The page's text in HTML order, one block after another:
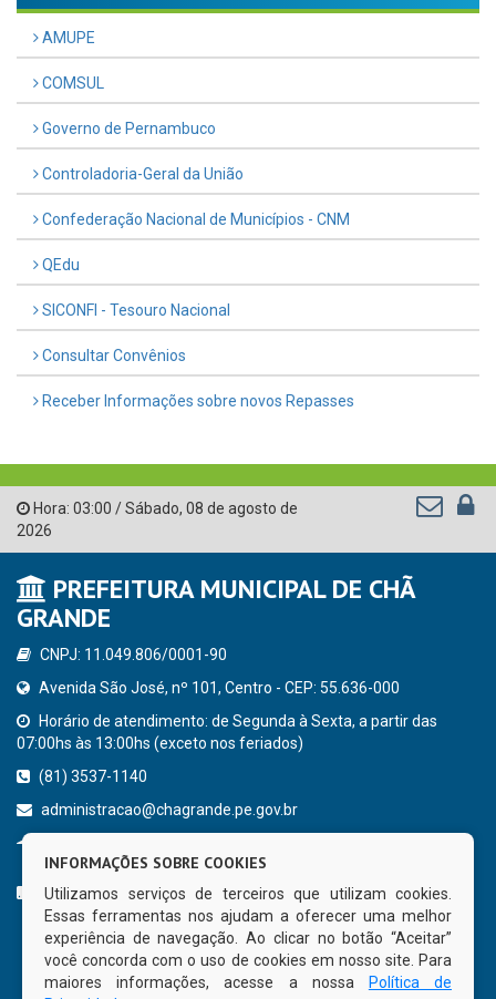
AMUPE
COMSUL
Governo de Pernambuco
Controladoria-Geral da União
Confederação Nacional de Municípios - CNM
QEdu
SICONFI - Tesouro Nacional
Consultar Convênios
Receber Informações sobre novos Repasses
Hora: 03:00 /Sábado, 08 de agosto de
2026
PREFEITURA MUNICIPAL DE CHÃ
GRANDE
CNPJ: 11.049.806/0001-90
Avenida São José, nº 101, Centro - CEP: 55.636-000
Horário de atendimento: de Segunda à Sexta, a partir das
07:00hs às 13:00hs (exceto nos feriados)
(81) 3537-1140
administracao@chagrande.pe.gov.br
CURTA NOSSA FAN PAGE
INFORMAÇÕES SOBRE COOKIES
Utilizamos serviços de terceiros que utilizam cookies.
Essas ferramentas nos ajudam a oferecer uma melhor
experiência de navegação. Ao clicar no botão “Aceitar”
você concorda com o uso de cookies em nosso site. Para
maiores informações, acesse a nossa
Política de